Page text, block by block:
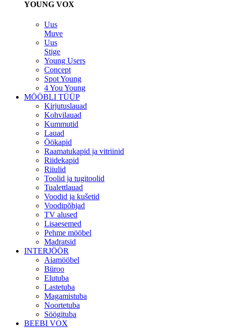
YOUNG VOX
Uus
Muve
Uus
Stige
Young Users
Concept
Spot Young
4 You Young
MÖÖBLI TÜÜP
Kirjutuslauad
Kohvilauad
Kummutid
Lauad
Öökapid
Raamatukapid ja vitriinid
Riidekapid
Riiulid
Toolid ja tugitoolid
Tualettlauad
Voodid ja kušetid
Voodipõhjad
TV alused
Lisaesemed
Pehme mööbel
Madratsid
INTERJÖÖR
Aiamööbel
Büroo
Elutuba
Lastetuba
Magamistuba
Noortetuba
Söögituba
BEEBI VOX